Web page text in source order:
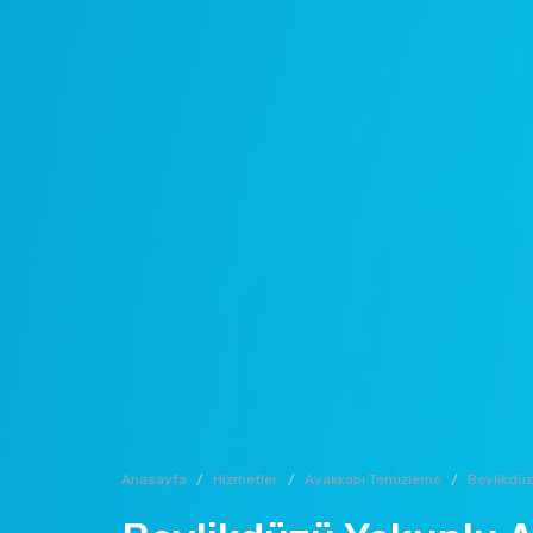
Anasayfa Hizmetler Ayakkabı Temizleme